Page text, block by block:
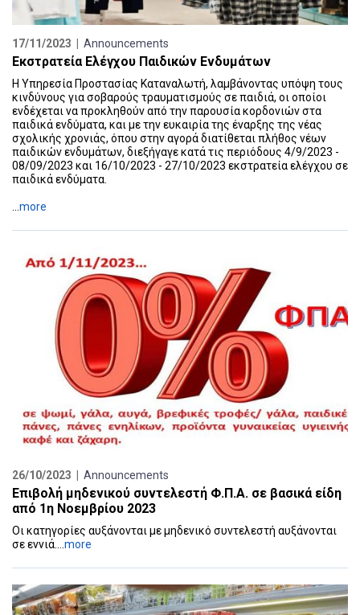
17/11/2023 | Announcements
Εκστρατεία Ελέγχου Παιδικών Ενδυμάτων
Η Υπηρεσία Προστασίας Καταναλωτή, λαμβάνοντας υπόψη τους
κινδύνους για σοβαρούς τραυματισμούς σε παιδιά, οι οποίοι
ενδέχεται να προκληθούν από την παρουσία κορδονιών στα
παιδικά ενδύματα, και με την ευκαιρία της έναρξης της νέας
σχολικής χρονιάς, όπου στην αγορά διατίθεται πλήθος νέων
παιδικών ενδυμάτων, διεξήγαγε κατά τις περιόδους 4/9/2023 -
08/09/2023 και 16/10/2023 - 27/10/2023 εκστρατεία ελέγχου σε
παιδικά ενδύματα.
more
26/10/2023 | Announcements
Επιβολή μηδενικού συντελεστή Φ.Π.Α. σε βασικά είδη
από 1η Νοεμβρίου 2023
Οι κατηγορίες αυξάνονται με μηδενικό συντελεστή αυξάνονται
σε εννιά.... more